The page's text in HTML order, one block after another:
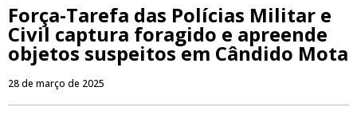
Força-Tarefa das Polícias Militar e
Civil captura foragido e apreende
objetos suspeitos em Cândido Mota
28 de março de 2025